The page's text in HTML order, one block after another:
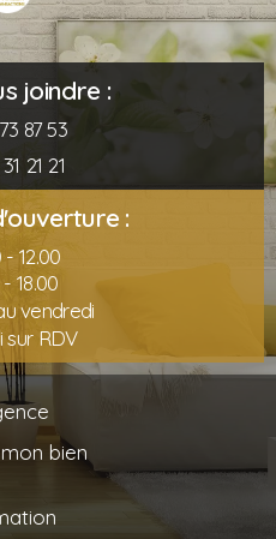
joindre :
87 53
21 21
:
- 12.00
18.00
vendredi
sur RDV
bien